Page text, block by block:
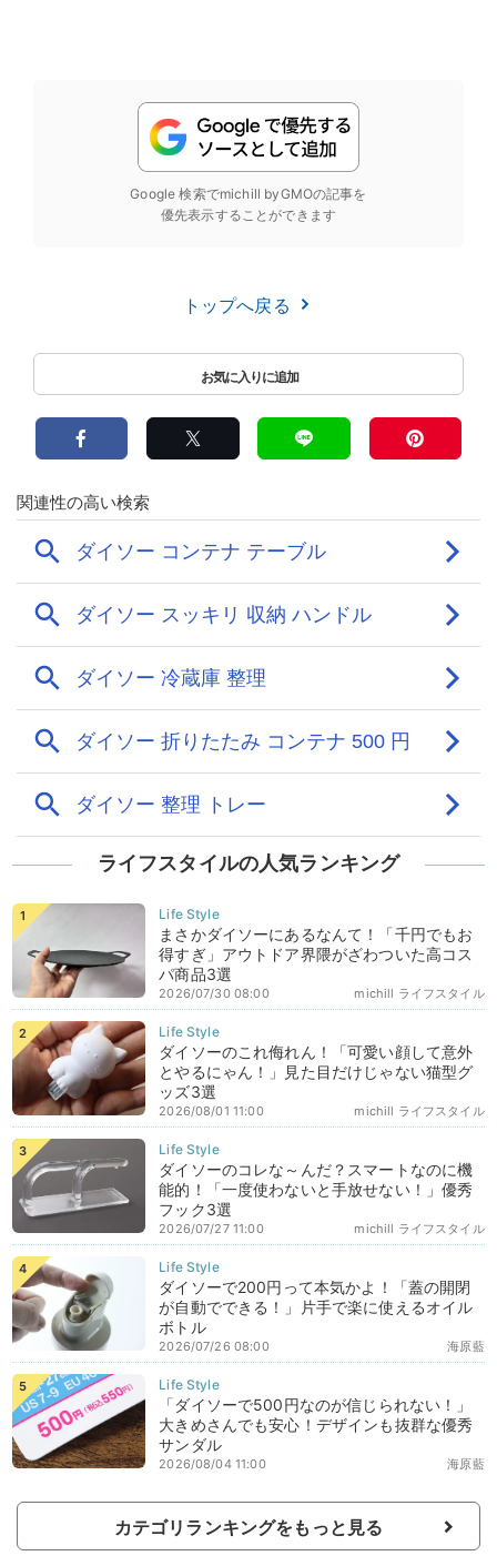
Google 検索でmichill byGMOの記事を
優先表示することができます
トップへ戻る
ライフスタイルの人気ランキング
まさかダイソーにあるなんて！「千円でもお
得すぎ」アウトドア界隈がざわついた高コス
パ商品3選
michill ライフスタイル
2026/07/30 08:00
ダイソーのこれ侮れん！「可愛い顔して意外
とやるにゃん！」見た目だけじゃない猫型グ
ッズ3選
michill ライフスタイル
2026/08/01 11:00
ダイソーのコレな～んだ？スマートなのに機
能的！「一度使わないと手放せない！」優秀
フック3選
michill ライフスタイル
2026/07/27 11:00
ダイソーで200円って本気かよ！「蓋の開閉
が自動でできる！」片手で楽に使えるオイル
ボトル
海原藍
2026/07/26 08:00
「ダイソーで500円なのが信じられない！」
大きめさんでも安心！デザインも抜群な優秀
サンダル
海原藍
2026/08/04 11:00
カテゴリランキングをもっと見る